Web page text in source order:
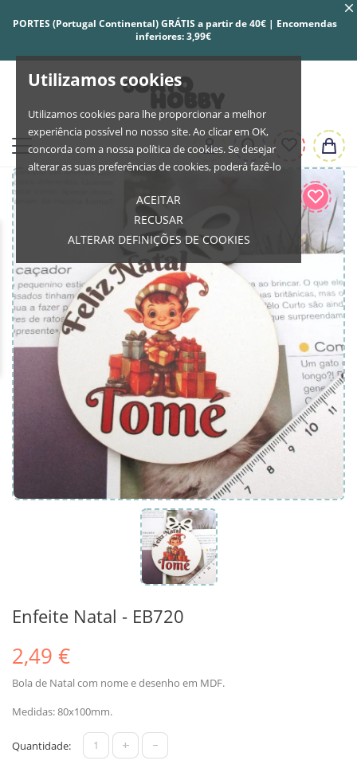
Utilizamos cookies
Utilizamos cookies para lhe proporcionar a melhor
experiência possível no nosso site. Ao clicar em OK,
concorda com a nossa política de cookies. Se desejar
alterar as suas preferências de cookies, poderá fazê-lo
ACEITAR
RECUSAR
ALTERAR DEFINIÇÕES DE COOKIES
PORTES (Portugal Continental) GRÁTIS a partir de 40€ | Encomendas
inferiores: 3,99€
Enfeite Natal - EB720
2,49 €
Bola de Natal com nome e desenho em MDF.
Medidas: 80x100mm.
Quantidade: + -